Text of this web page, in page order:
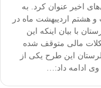
اخیر عنوان کرد. به
و هشتم اردیبهشت ماه در
با بیان اینکه این
دلیل مشکلات مالی متوقف شده
این طرح یکی از
ادامه داد:…